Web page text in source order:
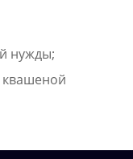
нужды;
квашеной